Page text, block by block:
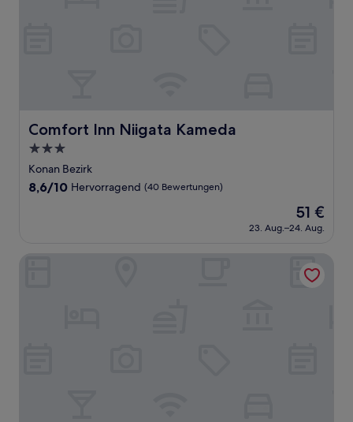
Comfort Inn Niigata Kameda
Comfort Inn Niigata Kameda
3.0-
Sterne-
Unterkunft
Konan Bezirk
8.6
Bewertungen)
8,6/10 Hervorragend (40 Bewertungen)
Der
Preis
beträgt
51 €
23. Aug.–24. Aug.